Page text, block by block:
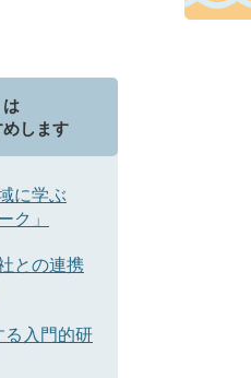
します
に学ぶ
ク」
との連携
る入門的研